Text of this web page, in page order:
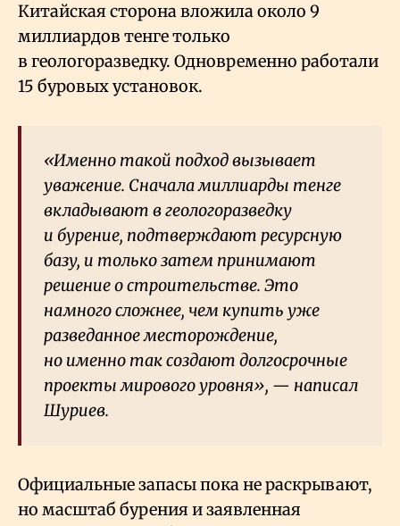
Китайская сторона вложила около 9
миллиардов тенге только
в геологоразведку. Одновременно работали
15 буровых установок.
«Именно такой подход вызывает
уважение. Сначала миллиарды тенге
вкладывают в геологоразведку
и бурение, подтверждают ресурсную
базу, и только затем принимают
решение о строительстве. Это
намного сложнее, чем купить уже
разведанное месторождение,
но именно так создают долгосрочные
проекты мирового уровня», — написал
Шуриев.
Официальные запасы пока не раскрывают,
но масштаб бурения и заявленная